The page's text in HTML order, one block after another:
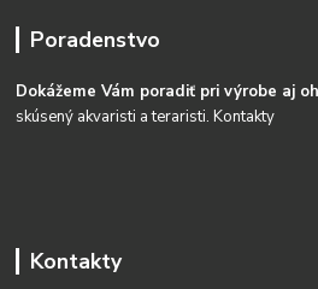
Poradenstvo
Dokážeme Vám poradiť pri výrobe aj
skúsený akvaristi a teraristi.Kontakty
Kontakty